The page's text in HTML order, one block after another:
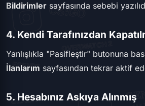
Bildirimler sayfasında sebebi
4. Kendi Tarafınızdan
Yanlışlıkla "Pasifleştir" butonuna
İlanlarım sayfasından tekrar aktif
5. Hesabınız Askıya Alınmış